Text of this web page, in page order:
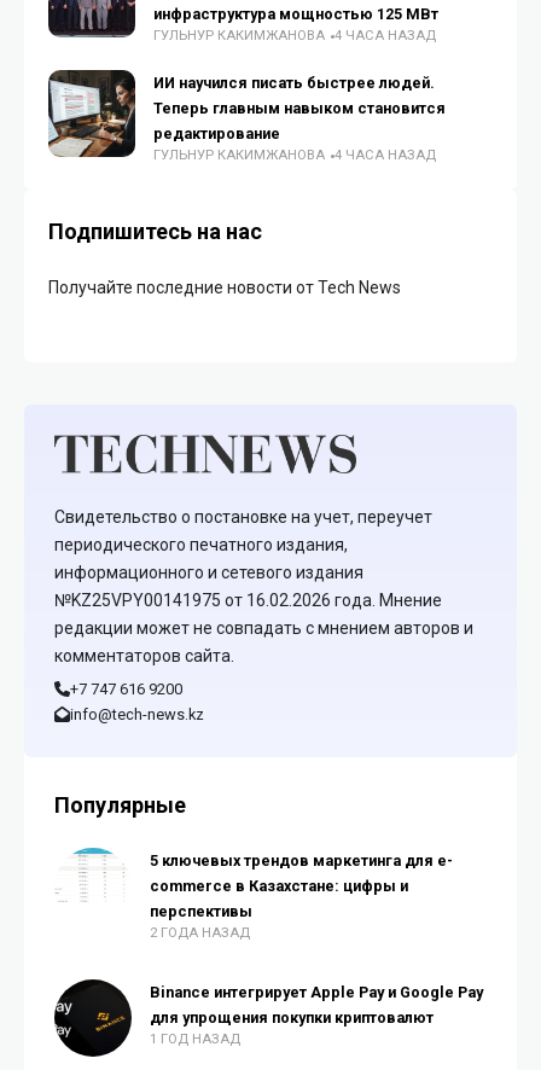
инфраструктура мощностью 125 МВт
ГУЛЬНУР КАКИМЖАНОВА 4 ЧАСА НАЗАД
ИИ научился писать быстрее людей.
Теперь главным навыком становится
редактирование
ГУЛЬНУР КАКИМЖАНОВА 4 ЧАСА НАЗАД
Подпишитесь на нас
Получайте последние новости от Tech News
Свидетельство о постановке на учет, переучет
периодического печатного издания,
информационного и сетевого издания
№KZ25VPY00141975 от 16.02.2026 года. Мнение
редакции может не совпадать с мнением авторов и
комментаторов сайта.
+7 747 616 9200
info@tech-news.kz
Популярные
5 ключевых трендов маркетинга для e-
commerce в Казахстане: цифры и
перспективы
2 ГОДА НАЗАД
Binance интегрирует Apple Pay и Google Pay
для упрощения покупки криптовалют
1 ГОД НАЗАД